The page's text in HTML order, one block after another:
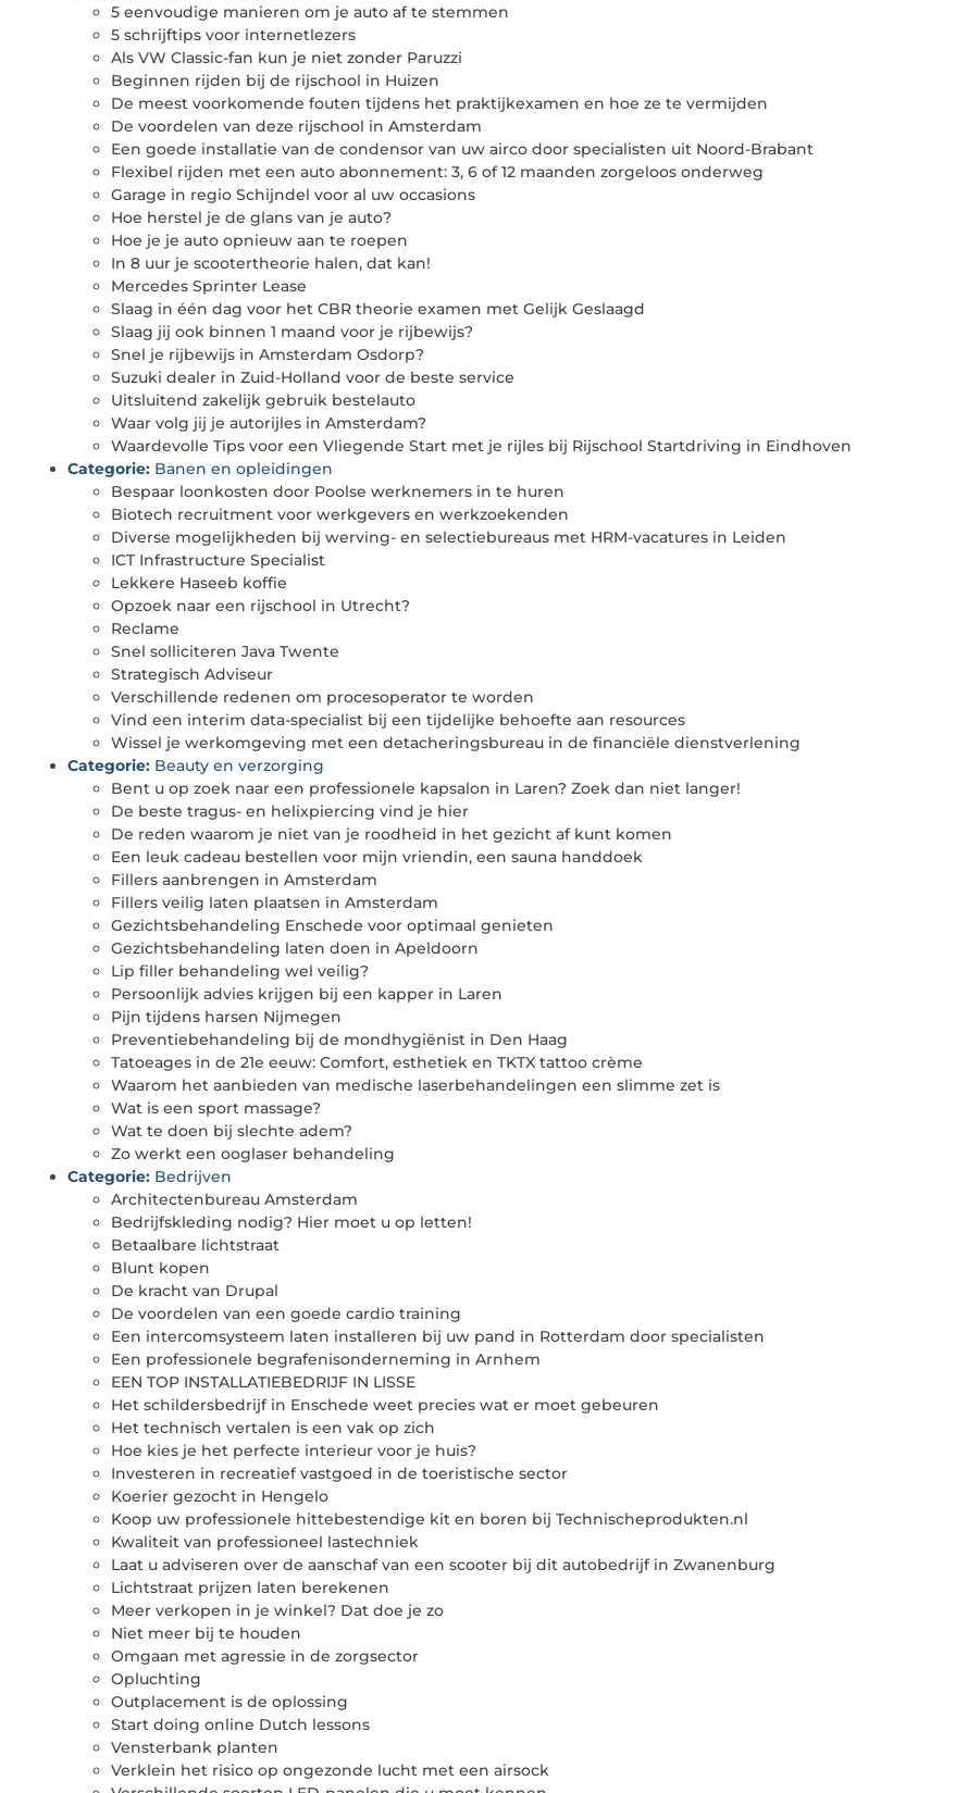
5 eenvoudige manieren om je auto af te stemmen
5 schrijftips voor internetlezers
Als VW Classic-fan kun je niet zonder Paruzzi
Beginnen rijden bij de rijschool in Huizen
De meest voorkomende fouten tijdens het praktijkexamen en hoe ze te vermijden
De voordelen van deze rijschool in Amsterdam
Een goede installatie van de condensor van uw airco door specialisten uit Noord-Brabant
Flexibel rijden met een auto abonnement: 3, 6 of 12 maanden zorgeloos onderweg
Garage in regio Schijndel voor al uw occasions
Hoe herstel je de glans van je auto?
Hoe je je auto opnieuw aan te roepen
In 8 uur je scootertheorie halen, dat kan!
Mercedes Sprinter Lease
Slaag in één dag voor het CBR theorie examen met Gelijk Geslaagd
Slaag jij ook binnen 1 maand voor je rijbewijs?
Snel je rijbewijs in Amsterdam Osdorp?
Suzuki dealer in Zuid-Holland voor de beste service
Uitsluitend zakelijk gebruik bestelauto
Waar volg jij je autorijles in Amsterdam?
Waardevolle Tips voor een Vliegende Start met je rijles bij Rijschool Startdriving in Eindhoven
Categorie: Banen en opleidingen
Bespaar loonkosten door Poolse werknemers in te huren
Biotech recruitment voor werkgevers en werkzoekenden
Diverse mogelijkheden bij werving- en selectiebureaus met HRM-vacatures in Leiden
ICT Infrastructure Specialist
Lekkere Haseeb koffie
Opzoek naar een rijschool in Utrecht?
Reclame
Snel solliciteren Java Twente
Strategisch Adviseur
Verschillende redenen om procesoperator te worden
Vind een interim data-specialist bij een tijdelijke behoefte aan resources
Wissel je werkomgeving met een detacheringsbureau in de financiële dienstverlening
Categorie: Beauty en verzorging
Bent u op zoek naar een professionele kapsalon in Laren? Zoek dan niet langer!
De beste tragus- en helixpiercing vind je hier
De reden waarom je niet van je roodheid in het gezicht af kunt komen
Een leuk cadeau bestellen voor mijn vriendin, een sauna handdoek
Fillers aanbrengen in Amsterdam
Fillers veilig laten plaatsen in Amsterdam
Gezichtsbehandeling Enschede voor optimaal genieten
Gezichtsbehandeling laten doen in Apeldoorn
Lip filler behandeling wel veilig?
Persoonlijk advies krijgen bij een kapper in Laren
Pijn tijdens harsen Nijmegen
Preventiebehandeling bij de mondhygiënist in Den Haag
Tatoeages in de 21e eeuw: Comfort, esthetiek en TKTX tattoo crème
Waarom het aanbieden van medische laserbehandelingen een slimme zet is
Wat is een sport massage?
Wat te doen bij slechte adem?
Zo werkt een ooglaser behandeling
Categorie: Bedrijven
Architectenbureau Amsterdam
Bedrijfskleding nodig? Hier moet u op letten!
Betaalbare lichtstraat
Blunt kopen
De kracht van Drupal
De voordelen van een goede cardio training
Een intercomsysteem laten installeren bij uw pand in Rotterdam door specialisten
Een professionele begrafenisonderneming in Arnhem
EEN TOP INSTALLATIEBEDRIJF IN LISSE
Het schildersbedrijf in Enschede weet precies wat er moet gebeuren
Het technisch vertalen is een vak op zich
Hoe kies je het perfecte interieur voor je huis?
Investeren in recreatief vastgoed in de toeristische sector
Koerier gezocht in Hengelo
Koop uw professionele hittebestendige kit en boren bij Technischeprodukten.nl
Kwaliteit van professioneel lastechniek
Laat u adviseren over de aanschaf van een scooter bij dit autobedrijf in Zwanenburg
Lichtstraat prijzen laten berekenen
Meer verkopen in je winkel? Dat doe je zo
Niet meer bij te houden
Omgaan met agressie in de zorgsector
Opluchting
Outplacement is de oplossing
Start doing online Dutch lessons
Vensterbank planten
Verklein het risico op ongezonde lucht met een airsock